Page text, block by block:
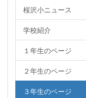
桜沢小ニュース
学校紹介
１年生のページ
２年生のページ
３年生のページ